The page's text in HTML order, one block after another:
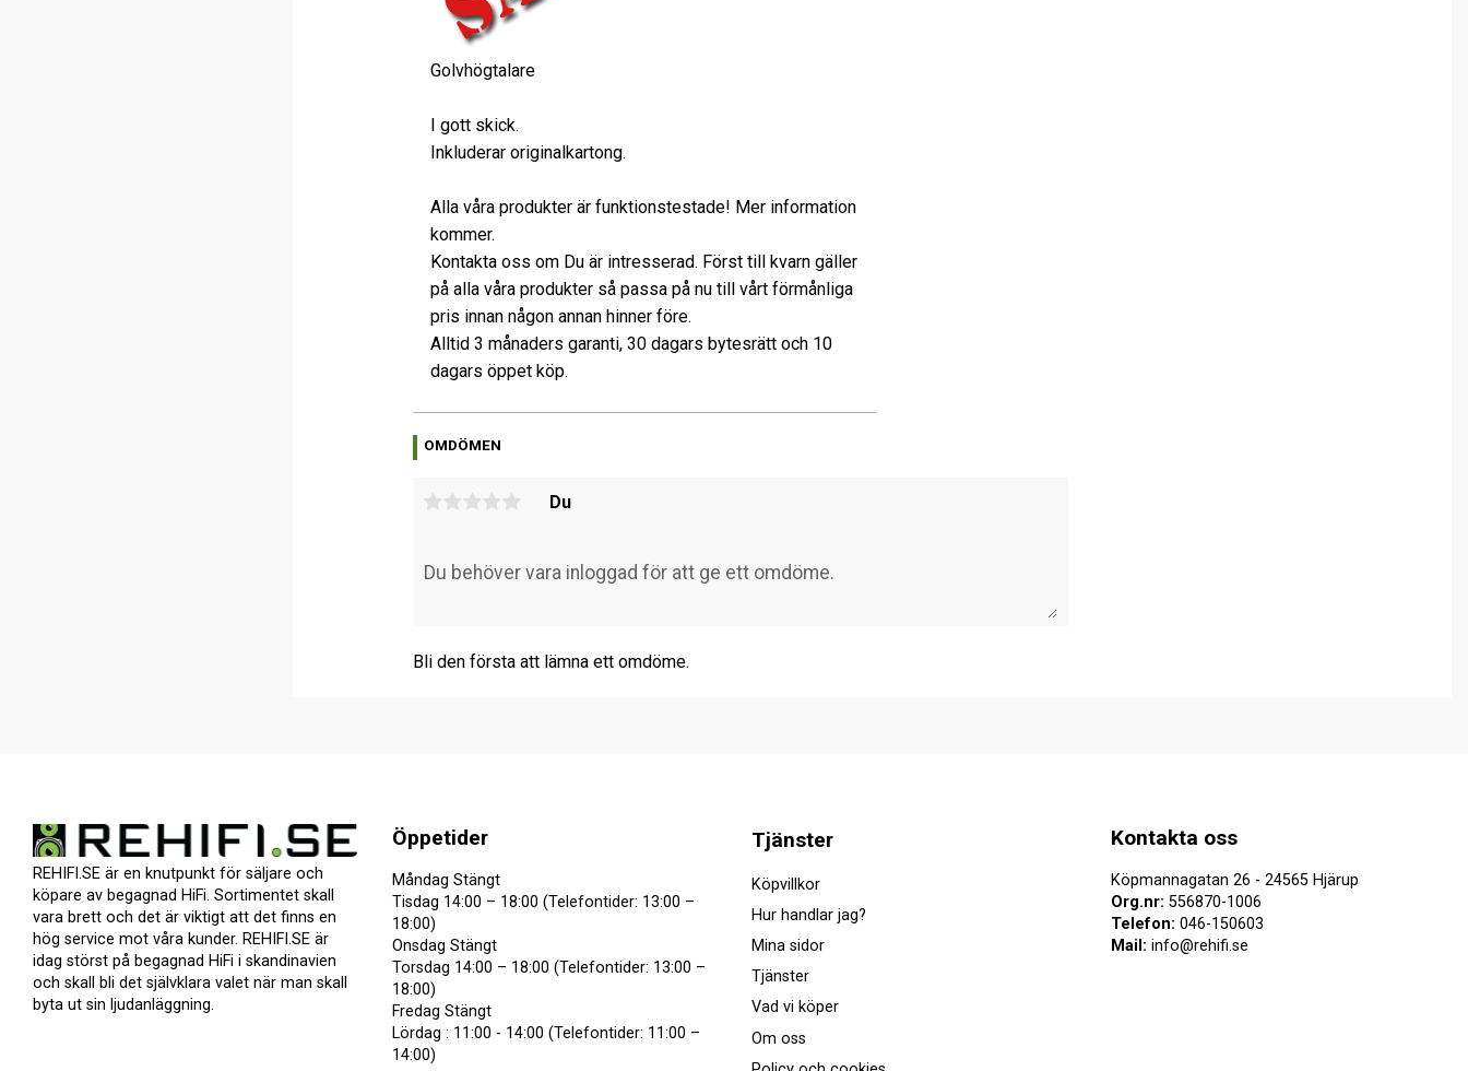
Golvhögtalare
I gott skick.
Inkluderar originalkartong.
Alla våra produkter är funktionstestade! Mer information
kommer.
Kontakta oss om Du är intresserad. Först till kvarn gäller
på alla våra produkter så passa på nu till vårt förmånliga
pris innan någon annan hinner före.
Alltid 3 månaders garanti, 30 dagars bytesrätt och 10
dagars öppet köp.
OMDÖMEN
Du
Bli den första att lämna ett omdöme.
REHIFI.SE är en knutpunkt för säljare och
köpare av begagnad HiFi. Sortimentet skall
vara brett och det är viktigt att det finns en
hög service mot våra kunder. REHIFI.SE är
idag störst på begagnad HiFi i skandinavien
och skall bli det självklara valet när man skall
byta ut sin ljudanläggning.
Öppetider
Måndag Stängt
Tisdag 14:00 – 18:00 (Telefontider: 13:00 –
18:00)
Onsdag Stängt
Torsdag 14:00 – 18:00 (Telefontider: 13:00 –
18:00)
Fredag Stängt
Lördag : 11:00 - 14:00 (Telefontider: 11:00 –
14:00)
Kontakta oss
Köpmannagatan 26 - 24565 Hjärup
Org.nr: 556870-1006
Telefon: 046-150603
Mail: info@rehifi.se
Tjänster
Köpvillkor
Hur handlar jag?
Mina sidor
Tjänster
Vad vi köper
Om oss